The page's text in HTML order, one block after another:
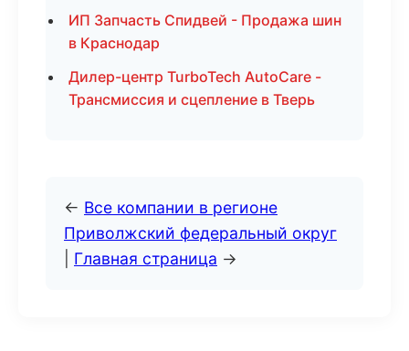
ИП Запчасть Спидвей - Продажа шин
в Краснодар
Дилер-центр TurboTech AutoCare -
Трансмиссия и сцепление в Тверь
← Все компании в регионе
Приволжский федеральный округ
Главная страница →